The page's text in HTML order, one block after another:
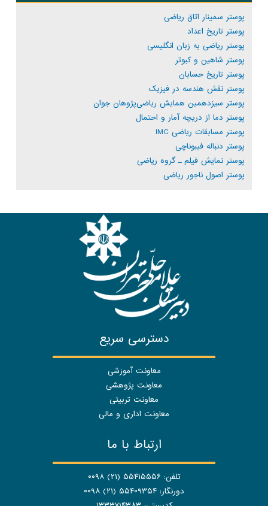
پوستر سمینار اتاق ریاضی
پوستر تاریخ اعداد
پوستر ریاضی به زبان انگلیسی
پوستر شاهین و کبوتر
پوستر تاریخ حسابان
پوستر نقش هندسه در فیزیک
پوستر سیزدهمین همایش ریاضی‌پژوهان جوان
پوستر دما از دریچه آمار و احتمال
پوستر مسابقات ریاضی IMC
پوستر دنباله فیبوناچی
پوستر نمایش فیلم ـ گروه ریاضی
پوستر اصول ناجور ریاضی
دسترسی سریع
معاونت آموزشی
معاونت پژوهشی
معاونت تربیتی
معاونت اداری و مالی
ارتباط با ما
تلفن: ۵۵۴۱۵۵۵۶ (۲۱) ۰۰۹۸
دورنگار: ۵۵۴۰۹۳۵۴ (۲۱) ۰۰۹۸